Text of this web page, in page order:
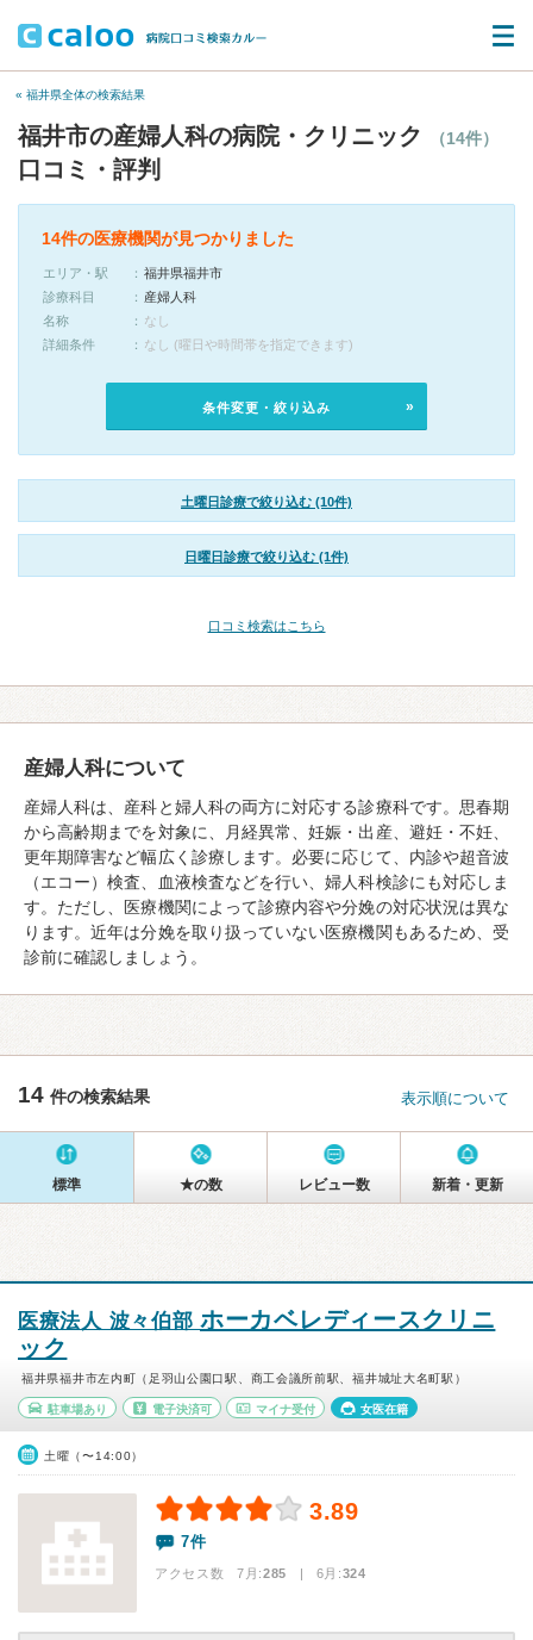
« 福井県全体の検索結果
福井市の産婦人科の病院・クリニック （14件）
口コミ・評判
14件の医療機関が見つかりました
エリア・駅
福井県福井市
診療科目
産婦人科
名称
なし
詳細条件
なし (曜日や時間帯を指定できます)
条件変更・絞り込み
土曜日診療で絞り込む (10件)
日曜日診療で絞り込む (1件)
口コミ検索はこちら
産婦人科について
産婦人科は、産科と婦人科の両方に対応する診療科です。思春期
から高齢期までを対象に、月経異常、妊娠・出産、避妊・不妊、
更年期障害など幅広く診療します。必要に応じて、内診や超音波
（エコー）検査、血液検査などを行い、婦人科検診にも対応しま
す。ただし、医療機関によって診療内容や分娩の対応状況は異な
ります。近年は分娩を取り扱っていない医療機関もあるため、受
診前に確認しましょう。
14 件の検索結果 表示順について
標準 ★の数 レビュー数 新着・更新
医療法人 波々伯部 ホーカベレディースクリニ
ック
福井県福井市左内町（足羽山公園口駅、商工会議所前駅、福井城址大名町駅）
駐車場あり 電子決済可 マイナ受付 女医在籍
土曜（〜14:00）
3.89
7件
アクセス数 7月:285 | 6月:324